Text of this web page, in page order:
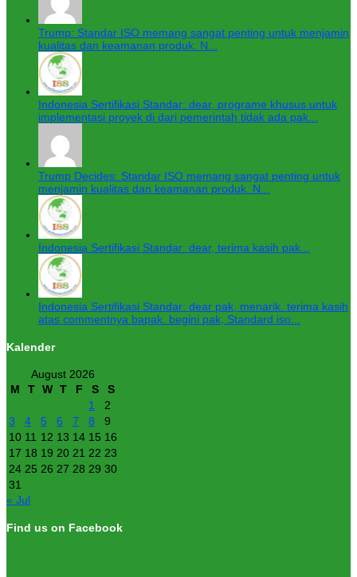
Trump: Standar ISO memang sangat penting untuk menjamin
kualitas dan keamanan produk. N...
Indonesia Sertifikasi Standar: dear, programe khusus untuk
implementasi proyek di dari pemerintah tidak ada pak...
Trump Decides: Standar ISO memang sangat penting untuk
menjamin kualitas dan keamanan produk. N...
Indonesia Sertifikasi Standar: dear, terima kasih pak...
Indonesia Sertifikasi Standar: dear pak, menarik. terima kasih
atas commentnya bapak. begini pak, Standard iso...
Kalender
August 2026
M
T W T F S
S
1
2
3
4 5 6 7 8
9
10 11 12 13 14 15 16
17 18 19 20 21 22 23
24 25 26 27 28 29 30
31
« Jul
Find us on Facebook